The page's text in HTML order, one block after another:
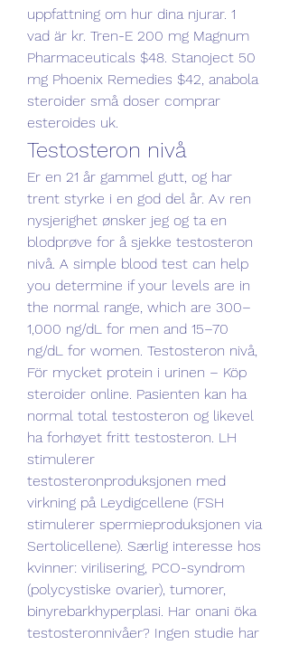
uppfattning om hur dina njurar. 1
vad är kr. Tren-E 200 mg Magnum
Pharmaceuticals $48. Stanoject 50
mg Phoenix Remedies $42, anabola
steroider små doser comprar
esteroides uk.
Testosteron nivå
Er en 21 år gammel gutt, og har
trent styrke i en god del år. Av ren
nysjerighet ønsker jeg og ta en
blodprøve for å sjekke testosteron
nivå. A simple blood test can help
you determine if your levels are in
the normal range, which are 300–
1,000 ng/dL for men and 15–70
ng/dL for women. Testosteron nivå,
För mycket protein i urinen – Köp
steroider online. Pasienten kan ha
normal total testosteron og likevel
ha forhøyet fritt testosteron. LH
stimulerer
testosteronproduksjonen med
virkning på Leydigcellene (FSH
stimulerer spermieproduksjonen via
Sertolicellene). Særlig interesse hos
kvinner: virilisering, PCO-syndrom
(polycystiske ovarier), tumorer,
binyrebarkhyperplasi. Har onani öka
testosteronnivåer? Ingen studie har